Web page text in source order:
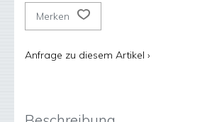
Merken
Anfrage zu diesem Artikel ›